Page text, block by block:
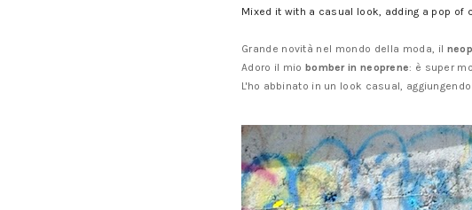
Mixed it with a casual look, adding a pop of
Grande novità nel mondo della moda, il
Adoro il mio bomber in neoprene: è super
L'ho abbinato in un look casual,